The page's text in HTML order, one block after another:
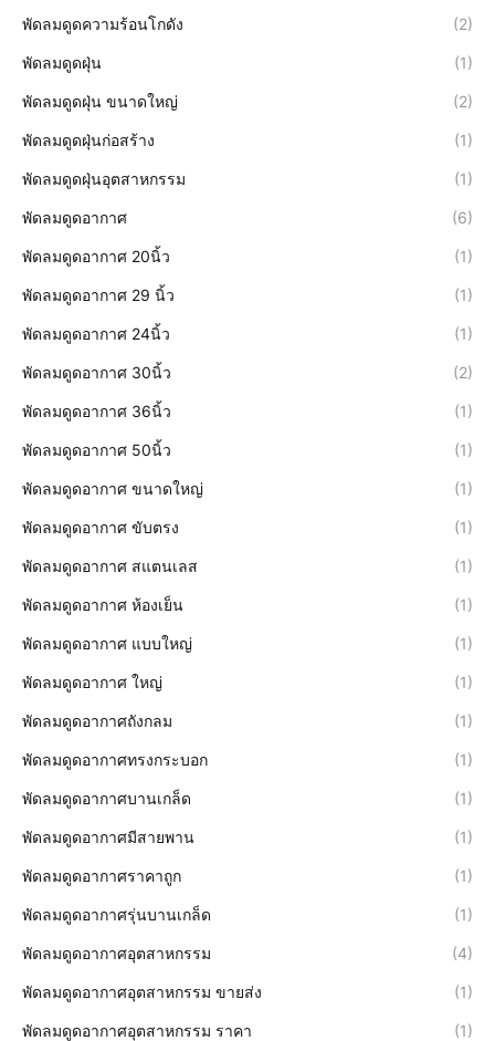
พัดลมดูดความร้อนโกดัง (2)
พัดลมดูดฝุ่น (1)
พัดลมดูดฝุ่น ขนาดใหญ่ (2)
พัดลมดูดฝุ่นก่อสร้าง (1)
พัดลมดูดฝุ่นอุตสาหกรรม (1)
พัดลมดูดอากาศ (6)
พัดลมดูดอากาศ 20นิ้ว (1)
พัดลมดูดอากาศ 29 นิ้ว (1)
พัดลมดูดอากาศ 24นิ้ว (1)
พัดลมดูดอากาศ 30นิ้ว (2)
พัดลมดูดอากาศ 36นิ้ว (1)
พัดลมดูดอากาศ 50นิ้ว (1)
พัดลมดูดอากาศ ขนาดใหญ่ (1)
พัดลมดูดอากาศ ขับตรง (1)
พัดลมดูดอากาศ สแตนเลส (1)
พัดลมดูดอากาศ ห้องเย็น (1)
พัดลมดูดอากาศ แบบใหญ่ (1)
พัดลมดูดอากาศ ใหญ่ (1)
พัดลมดูดอากาศถังกลม (1)
พัดลมดูดอากาศทรงกระบอก (1)
พัดลมดูดอากาศบานเกล็ด (1)
พัดลมดูดอากาศมีสายพาน (1)
พัดลมดูดอากาศราคาถูก (1)
พัดลมดูดอากาศรุ่นบานเกล็ด (1)
พัดลมดูดอากาศอุตสาหกรรม (4)
พัดลมดูดอากาศอุตสาหกรรม ขายส่ง (1)
พัดลมดูดอากาศอุตสาหกรรม ราคา (1)